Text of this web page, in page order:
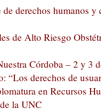
derechos humanos
de Alto Riesgo
Córdoba – 2 y 3
“Los derechos de
en Recursos
la UNC